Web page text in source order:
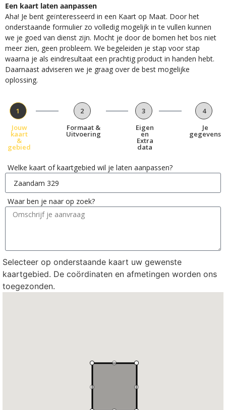
Een kaart laten aanpassen
Aha! Je bent geïnteresseerd in een Kaart op Maat. Door het
onderstaande formulier zo volledig mogelijk in te vullen kunnen
we je goed van dienst zijn. Mocht je door de bomen het bos niet
meer zien, geen probleem. We begeleiden je stap voor stap
waarna je als eindresultaat een prachtig product in handen hebt.
Daarnaast adviseren we je graag over de best mogelijke
oplossing.
1
Jouw
kaart
&
gebied
2
Formaat &
Uitvoering
3
Eigen
en
Extra
data
4
Je
gegevens
Welke kaart of kaartgebied wil je laten aanpassen?
Waar ben je naar op zoek?
Selecteer op onderstaande kaart uw gewenste
kaartgebied. De coördinaten en afmetingen worden ons
toegezonden.